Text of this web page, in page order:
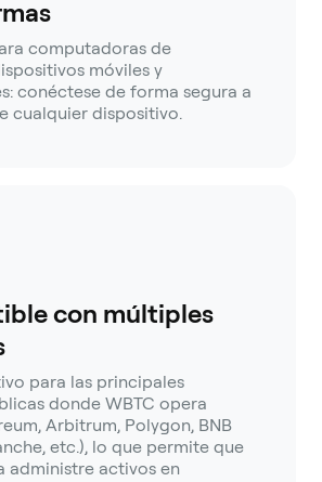
computadoras de
móviles y
conéctese de forma segura a
cualquier dispositivo.
con múltiples
para las principales
donde WBTC opera
Arbitrum, Polygon, BNB
etc.), lo que permite que
administre activos en